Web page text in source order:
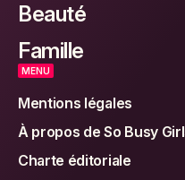
Beauté
Famille
MENU
Mentions légales
À propos de So Busy
Charte éditoriale